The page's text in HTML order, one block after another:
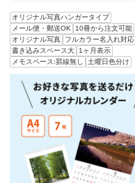
オリジナル写真ハンガータイプ
メール便・郵送OK 10冊から注文可能
オリジナル写真
フルカラー名入れ対応
書き込みスペース大 1ヶ月表示
メモスペース:罫線無し
土曜日色分け